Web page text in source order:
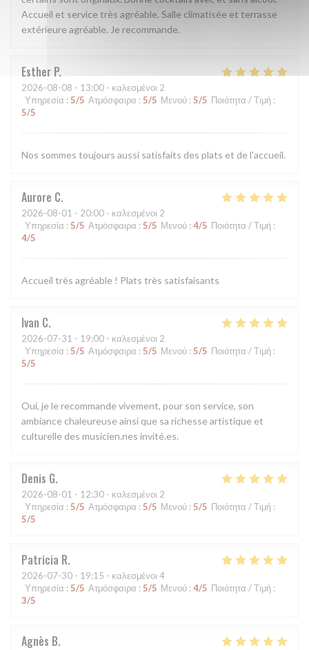
Accueil et service très agréable. Salle climatisée et terrasse
extérieure agréable. Je recommande.
Esther P
2026-08-08 - 13:00 - καλεσμένοι 2
Υπηρεσία : 5/5 Ατμόσφαιρα : 5/5 Μενού : 5/5 Ποιότητα / Τιμή :
5/5
Nos sommes toujours aussi satisfaits des plats et de l'accueil.
Aurore C
2026-08-01 - 20:00 - καλεσμένοι 2
Υπηρεσία : 5/5 Ατμόσφαιρα : 5/5 Μενού : 4/5 Ποιότητα / Τιμή :
4/5
Accueil très agréable ! Plats très satisfaisants
Ivan C
2026-07-31 - 19:00 - καλεσμένοι 2
Υπηρεσία : 5/5 Ατμόσφαιρα : 5/5 Μενού : 5/5 Ποιότητα / Τιμή :
5/5
Oui, je le recommande vivement, pour son service, son
ambiance chaleureuse ainsi que sa richesse artistique et
culturelle des musicien.nes invité.es.
Denis G
2026-08-01 - 12:30 - καλεσμένοι 2
Υπηρεσία : 5/5 Ατμόσφαιρα : 5/5 Μενού : 5/5 Ποιότητα / Τιμή :
5/5
Patricia R
2026-07-30 - 19:15 - καλεσμένοι 4
Υπηρεσία : 5/5 Ατμόσφαιρα : 5/5 Μενού : 4/5 Ποιότητα / Τιμή :
3/5
Agnès B